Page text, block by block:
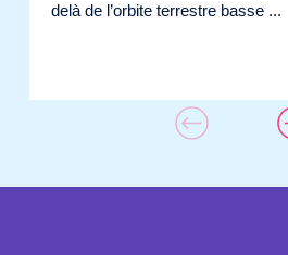
delà de l’orbite terrestre basse ...